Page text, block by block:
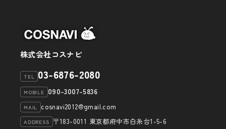
株式会社コスナビ
TEL 03-6876-2080
MOBILE 090-3007-5836
MAIL cosnavi2012@gmail.com
ADDRESS 〒183-0011 東京都府中市白糸台1-5-6